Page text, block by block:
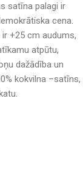
satīna palagi ir
cena.
+25 cm audums,
atpūtu,
dažādība un
kokvilna –satīns,